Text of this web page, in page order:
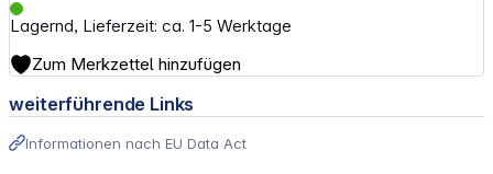
Lagernd, Lieferzeit: ca. 1-5 Werktage
Zum Merkzettel hinzufügen
weiterführende Links
Informationen nach EU Data Act